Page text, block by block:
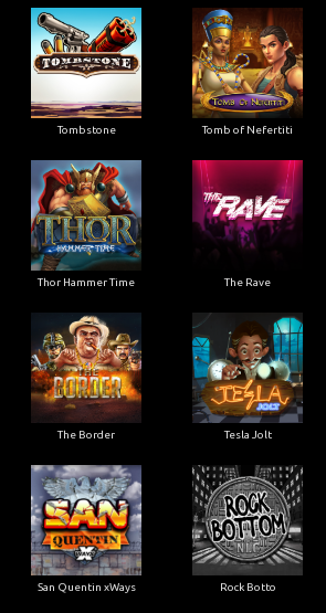
Tombstone Tomb of Nefertiti
Thor Hammer Time The Rave
The Border Tesla Jolt
San Quentin xWays Rock Botto